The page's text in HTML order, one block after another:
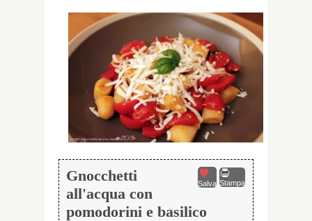
Salva Stampa
Gnocchetti
all'acqua con
pomodorini e basilico